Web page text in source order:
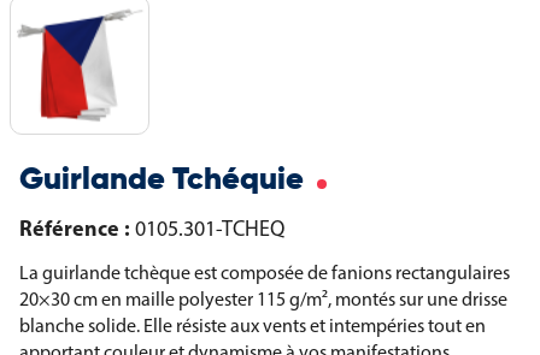
Guirlande Tchéquie
Référence : 0105.301-TCHEQ
La guirlande tchèque est composée de fanions rectangulaires
20×30 cm en maille polyester 115 g/m², montés sur une drisse
blanche solide. Elle résiste aux vents et intempéries tout en